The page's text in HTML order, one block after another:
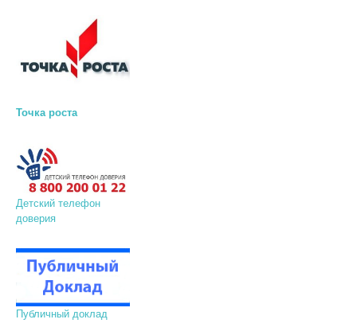
Точка роста
Детский телефон
доверия
Публичный доклад